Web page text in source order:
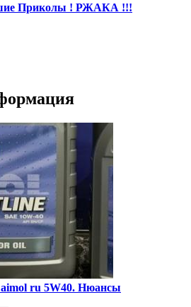
Приколы ! РЖАКА !!!
ru 5W40. Нюансы